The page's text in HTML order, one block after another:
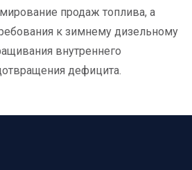
продаж топлива, а
к зимнему дизельному
внутреннего
дефицита.